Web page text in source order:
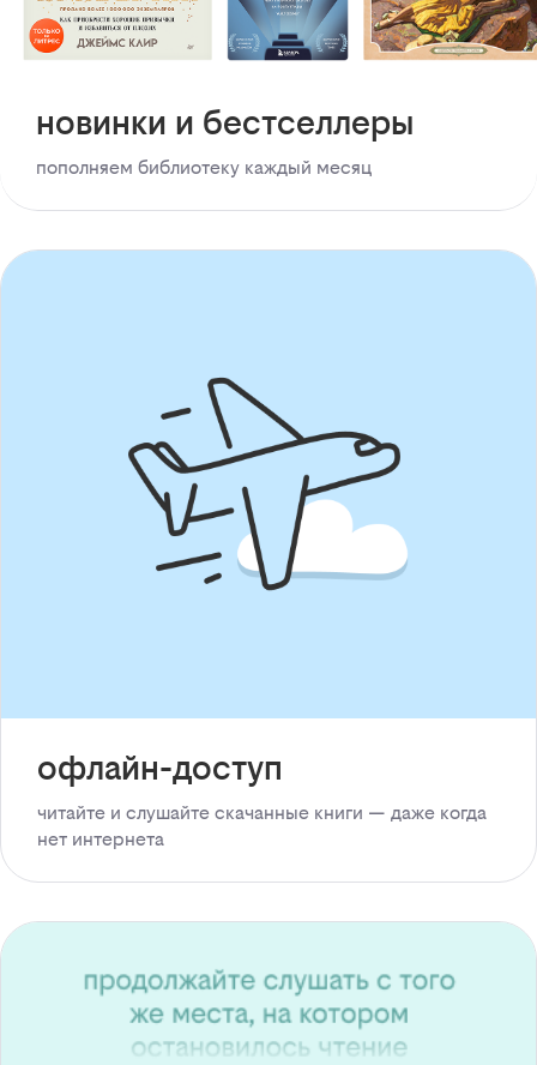
новинки и бестселлеры
пополняем библиотеку каждый месяц
офлайн-доступ
читайте и слушайте скачанные книги — даже когда
нет интернета